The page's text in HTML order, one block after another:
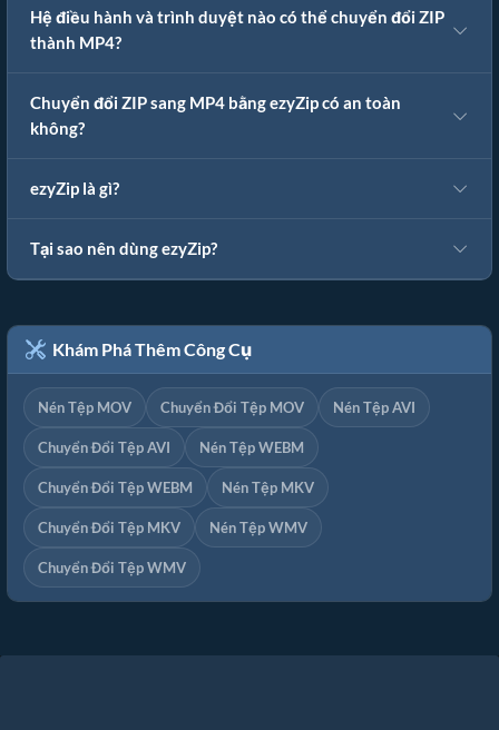
Hệ điều hành và trình duyệt nào có thể chuyển đổi ZIP
thành MP4?
Chuyển đổi ZIP sang MP4 bằng ezyZip có an toàn
không?
ezyZip là gì?
Tại sao nên dùng ezyZip?
Khám Phá Thêm Công Cụ
Nén Tệp MOV Chuyển Đổi Tệp MOV Nén Tệp AVI
Chuyển Đổi Tệp AVI Nén Tệp WEBM
Chuyển Đổi Tệp WEBM Nén Tệp MKV
Chuyển Đổi Tệp MKV Nén Tệp WMV
Chuyển Đổi Tệp WMV